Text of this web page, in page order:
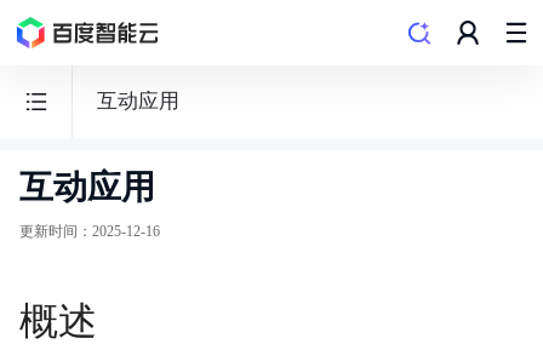
互动应用
RTC
实
视
互动应用
更新时间 ： 2025-12-16
概述